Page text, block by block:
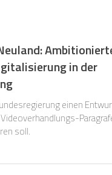
Ambitionierte
in der
einen Entwurf
soll.